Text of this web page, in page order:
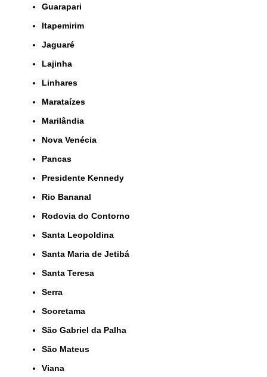
Guarapari
Itapemirim
Jaguaré
Lajinha
Linhares
Marataízes
Marilândia
Nova Venécia
Pancas
Presidente Kennedy
Rio Bananal
Rodovia do Contorno
Santa Leopoldina
Santa Maria de Jetibá
Santa Teresa
Serra
Sooretama
São Gabriel da Palha
São Mateus
Viana